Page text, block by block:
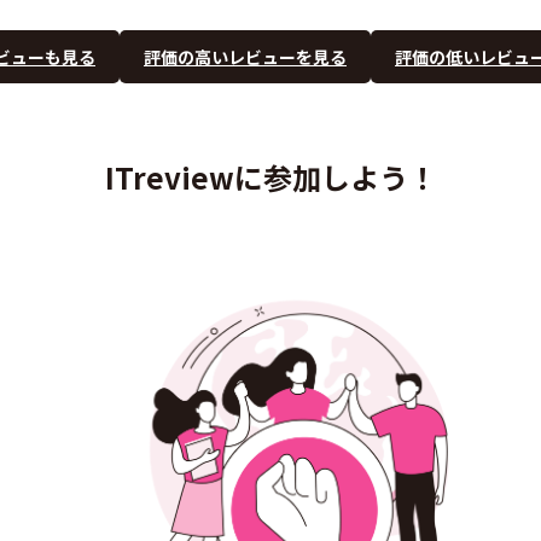
ューも見る 評価の高いレビューを見る 評価の低いレビュ
ITreviewに参加しよう！